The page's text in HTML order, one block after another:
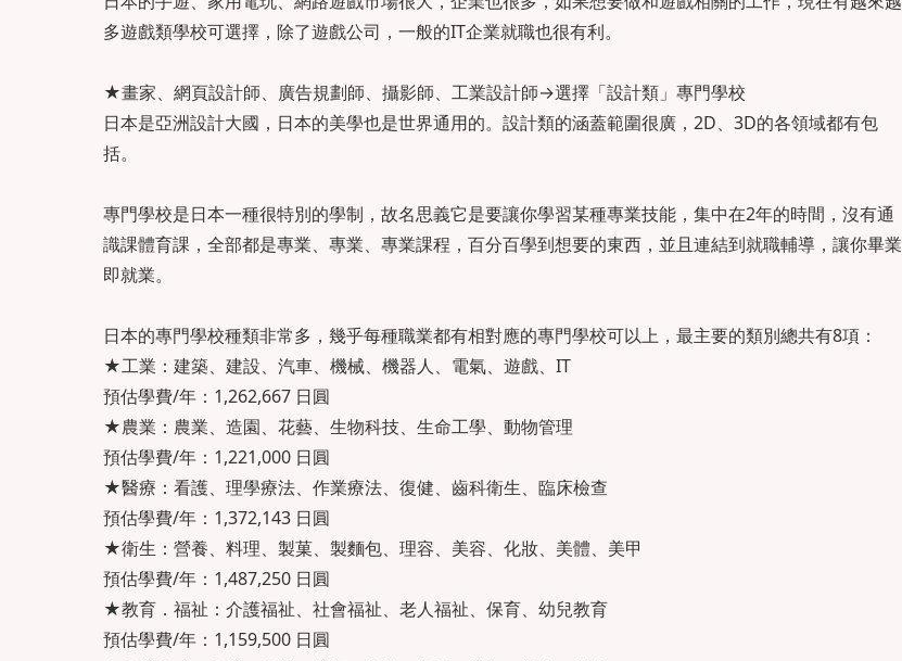
多遊戲類學校可選擇，除了遊戲公司，一般的IT企業就職也很有利。
★畫家、網頁設計師、廣告規劃師、攝影師、工業設計師→選擇「設計類」專門學校
日本是亞洲設計大國，日本的美學也是世界通用的。設計類的涵蓋範圍很廣，2D、3D的各領域都有包
括。
專門學校是日本一種很特別的學制，故名思義它是要讓你學習某種專業技能，集中在2年的時間，沒有通
識課體育課，全部都是專業、專業、專業課程，百分百學到想要的東西，並且連結到就職輔導，讓你畢業
即就業。
日本的專門學校種類非常多，幾乎每種職業都有相對應的專門學校可以上，最主要的類別總共有8項：
★工業：建築、建設、汽車、機械、機器人、電氣、遊戲、IT
預估學費/年：1,262,667 日圓
★農業：農業、造園、花藝、生物科技、生命工學、動物管理
預估學費/年：1,221,000 日圓
★醫療：看護、理學療法、作業療法、復健、齒科衛生、臨床檢查
預估學費/年：1,372,143 日圓
★衛生：營養、料理、製菓、製麵包、理容、美容、化妝、美體、美甲
預估學費/年：1,487,250 日圓
★教育．福祉：介護福祉、社會福祉、老人福祉、保育、幼兒教育
預估學費/年：1,159,500 日圓